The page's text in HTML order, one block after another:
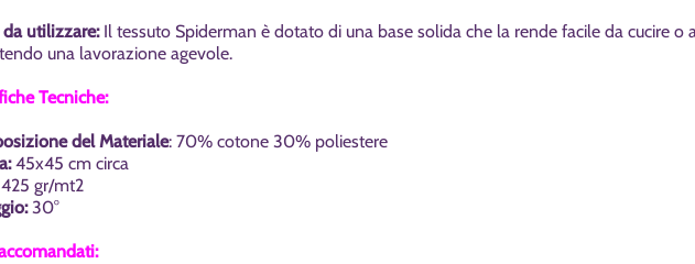
da utilizzare: Il tessuto Spiderman è dotato di una base solida che la rende facile da cucire o
una lavorazione agevole.
Tecniche:
del Materiale: 70% cotone 30% poliestere
45x45 cm circa
425 gr/mt2
o:30°